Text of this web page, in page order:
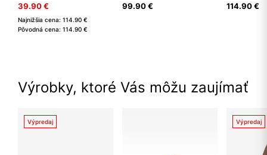
39.90 €
Najnižšia cena: 114.90 €
Pôvodná cena: 114.90 €
99.90 €
114.90 €
Výrobky, ktoré Vás môžu zaujímať
Výpredaj Výpredaj